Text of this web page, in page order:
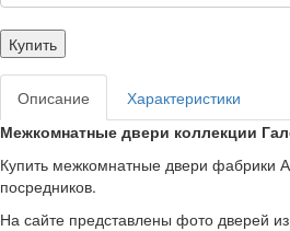
Купить
Описание
Характеристики
Межкомнатные двери коллекции
Купить межкомнатные двери фабрики
посредников.
На сайте представлены фото дверей